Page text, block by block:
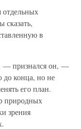
отдельных
сказать,
в
— признался он, —
до конца, но не
его план.
природных
зрения